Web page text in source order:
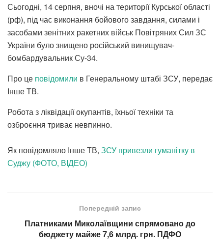
Сьогодні, 14 серпня, вночі на території Курської області
(рф), під час виконання бойового завдання, силами і
засобами зенітних ракетних військ Повітряних Сил ЗС
України було знищено російський винищувач-
бомбардувальник Су-34.
Про це повідомили в Генеральному штабі ЗСУ, передає
Інше ТВ.
Робота з ліквідації окупантів, їхньої техніки та
озброєння триває невпинно.
Як повідомляло Інше ТВ, ЗСУ привезли гуманітку в
Суджу (ФОТО, ВІДЕО)
Попередній запис
Платниками Миколаївщини спрямовано до
бюджету майже 7,6 млрд. грн. ПДФО